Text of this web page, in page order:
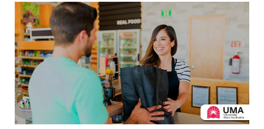
El
libre
mercado:
un
aliado
del
consumidor